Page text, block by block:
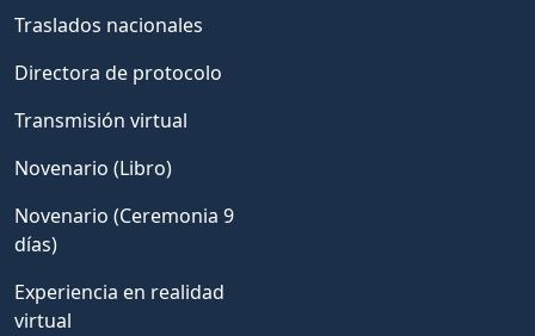
Traslados nacionales
Directora de protocolo
Transmisión virtual
Novenario (Libro)
Novenario (Ceremonia 9
días)
Experiencia en realidad
virtual